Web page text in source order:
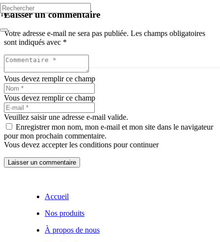
Laisser un commentaire
Votre adresse e-mail ne sera pas publiée. Les champs obligatoires
sont indiqués avec *
Vous devez remplir ce champ
Vous devez remplir ce champ
Veuillez saisir une adresse e-mail valide.
Enregistrer mon nom, mon e-mail et mon site dans le navigateur
pour mon prochain commentaire.
Vous devez accepter les conditions pour continuer
Laisser un commentaire
Accueil
Nos produits
À propos de nous